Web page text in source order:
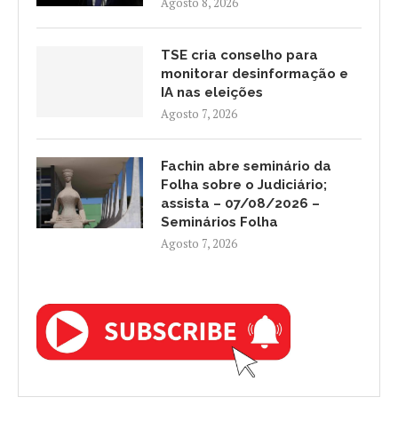
TSE cria conselho para
monitorar desinformação e
IA nas eleições
Agosto 7, 2026
Fachin abre seminário da
Folha sobre o Judiciário;
assista – 07/08/2026 –
Seminários Folha
Agosto 7, 2026